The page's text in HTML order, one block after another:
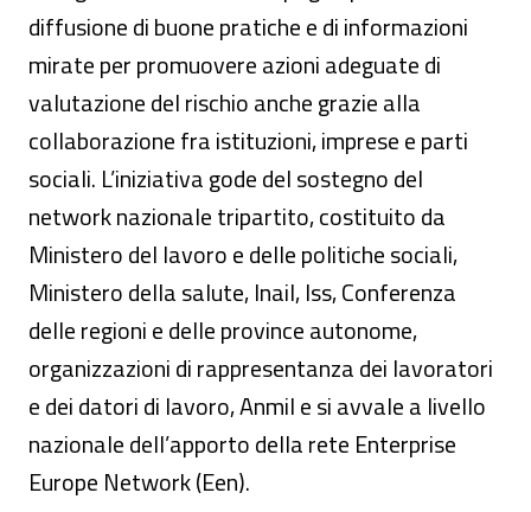
diffusione di buone pratiche e di informazioni
mirate per promuovere azioni adeguate di
valutazione del rischio anche grazie alla
collaborazione fra istituzioni, imprese e parti
sociali. L’iniziativa gode del sostegno del
network nazionale tripartito, costituito da
Ministero del lavoro e delle politiche sociali,
Ministero della salute, Inail, Iss, Conferenza
delle regioni e delle province autonome,
organizzazioni di rappresentanza dei lavoratori
e dei datori di lavoro, Anmil e si avvale a livello
nazionale dell’apporto della rete Enterprise
Europe Network (Een).